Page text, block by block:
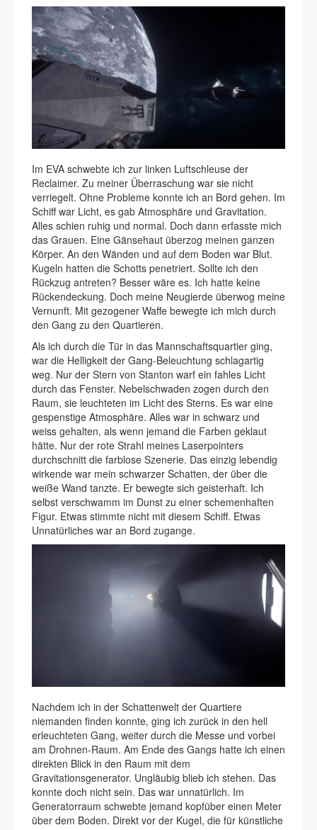
Im EVA schwebte ich zur linken Luftschleuse der
Reclaimer. Zu meiner Überraschung war sie nicht
verriegelt. Ohne Probleme konnte ich an Bord gehen. Im
Schiff war Licht, es gab Atmosphäre und Gravitation.
Alles schien ruhig und normal. Doch dann erfasste mich
das Grauen. Eine Gänsehaut überzog meinen ganzen
Körper. An den Wänden und auf dem Boden war Blut.
Kugeln hatten die Schotts penetriert. Sollte ich den
Rückzug antreten? Besser wäre es. Ich hatte keine
Rückendeckung. Doch meine Neugierde überwog meine
Vernunft. Mit gezogener Waffe bewegte ich mich durch
den Gang zu den Quartieren.
Als ich durch die Tür in das Mannschaftsquartier ging,
war die Helligkeit der Gang-Beleuchtung schlagartig
weg. Nur der Stern von Stanton warf ein fahles Licht
durch das Fenster. Nebelschwaden zogen durch den
Raum, sie leuchteten im Licht des Sterns. Es war eine
gespenstige Atmosphäre. Alles war in schwarz und
weiss gehalten, als wenn jemand die Farben geklaut
hätte. Nur der rote Strahl meines Laserpointers
durchschnitt die farblose Szenerie. Das einzig lebendig
wirkende war mein schwarzer Schatten, der über die
weiße Wand tanzte. Er bewegte sich geisterhaft. Ich
selbst verschwamm im Dunst zu einer schemenhaften
Figur. Etwas stimmte nicht mit diesem Schiff. Etwas
Unnatürliches war an Bord zugange.
Nachdem ich in der Schattenwelt der Quartiere
niemanden finden konnte, ging ich zurück in den hell
erleuchteten Gang, weiter durch die Messe und vorbei
am Drohnen-Raum. Am Ende des Gangs hatte ich einen
direkten Blick in den Raum mit dem
Gravitationsgenerator. Ungläubig blieb ich stehen. Das
konnte doch nicht sein. Das war unnatürlich. Im
Generatorraum schwebte jemand kopfüber einen Meter
über dem Boden. Direkt vor der Kugel, die für künstliche